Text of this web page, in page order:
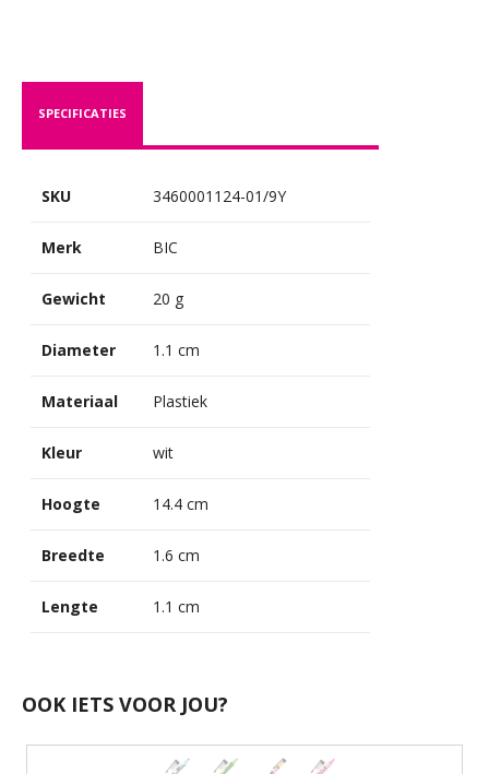
SPECIFICATIES
SKU 3460001124-01/9Y
Merk BIC
Gewicht 20 g
Diameter 1.1 cm
Materiaal Plastiek
Kleur wit
Hoogte 14.4 cm
Breedte 1.6 cm
Lengte 1.1 cm
OOK IETS VOOR JOU?